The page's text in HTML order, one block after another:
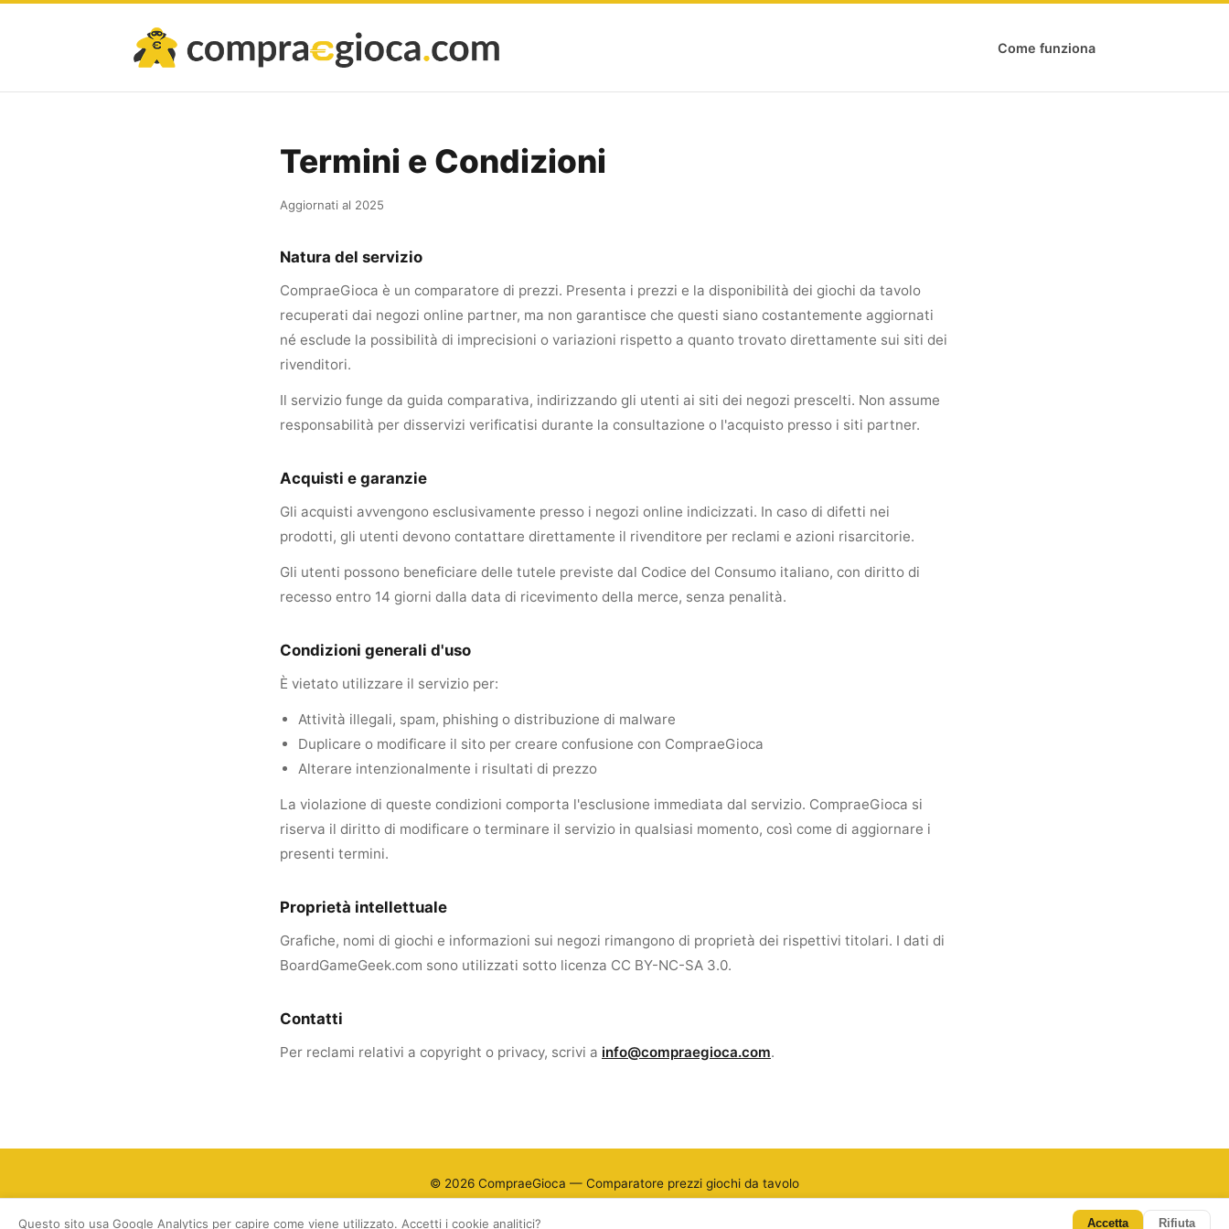
Come funziona
Termini e Condizioni
Aggiornati al 2025
Natura del servizio
CompraeGioca è un comparatore di prezzi. Presenta i prezzi e la disponibilità dei giochi da tavolo
recuperati dai negozi online partner, ma non garantisce che questi siano costantemente aggiornati
né esclude la possibilità di imprecisioni o variazioni rispetto a quanto trovato direttamente sui siti dei
rivenditori.
Il servizio funge da guida comparativa, indirizzando gli utenti ai siti dei negozi prescelti. Non assume
responsabilità per disservizi verificatisi durante la consultazione o l'acquisto presso i siti partner.
Acquisti e garanzie
Gli acquisti avvengono esclusivamente presso i negozi online indicizzati. In caso di difetti nei
prodotti, gli utenti devono contattare direttamente il rivenditore per reclami e azioni risarcitorie.
Gli utenti possono beneficiare delle tutele previste dal Codice del Consumo italiano, con diritto di
recesso entro 14 giorni dalla data di ricevimento della merce, senza penalità.
Condizioni generali d'uso
È vietato utilizzare il servizio per:
Attività illegali, spam, phishing o distribuzione di malware
Duplicare o modificare il sito per creare confusione con CompraeGioca
Alterare intenzionalmente i risultati di prezzo
La violazione di queste condizioni comporta l'esclusione immediata dal servizio. CompraeGioca si
riserva il diritto di modificare o terminare il servizio in qualsiasi momento, così come di aggiornare i
presenti termini.
Proprietà intellettuale
Grafiche, nomi di giochi e informazioni sui negozi rimangono di proprietà dei rispettivi titolari. I dati di
BoardGameGeek.com sono utilizzati sotto licenza CC BY-NC-SA 3.0.
Contatti
Per reclami relativi a copyright o privacy, scrivi a info@compraegioca.com.
© 2026 CompraeGioca — Comparatore prezzi giochi da tavolo
Questo sito usa Google Analytics per capire come viene utilizzato. Accetti i cookie analitici? Accetta Rifiuta